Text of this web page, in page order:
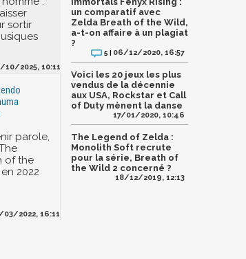
sortir
10/2025, 10:11
parole,
of the
2022
03/2022, 16:11
un comparatif avec
Zelda Breath of the Wild,
a-t-on affaire à un plagiat
?
5 | 06/12/2020, 16:57
Voici les 20 jeux les plus
vendus de la décennie
aux USA, Rockstar et Call
of Duty mènent la danse
17/01/2020, 10:46
The Legend of Zelda :
Monolith Soft recrute
pour la série, Breath of
the Wild 2 concerné ?
18/12/2019, 12:13